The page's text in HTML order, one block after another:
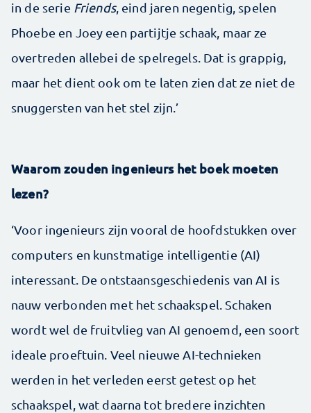
in de serie Friends, eind jaren negentig, spelen
Phoebe en Joey een partijtje schaak, maar ze
overtreden allebei de spelregels. Dat is grappig,
maar het dient ook om te laten zien dat ze niet de
snuggersten van het stel zijn.’
Waarom zouden ingenieurs het boek moeten
lezen?
‘Voor ingenieurs zijn vooral de hoofdstukken over
computers en kunstmatige intelligentie (AI)
interessant. De ontstaansgeschiedenis van AI is
nauw verbonden met het schaakspel. Schaken
wordt wel de fruitvlieg van AI genoemd, een soort
ideale proeftuin. Veel nieuwe AI-technieken
werden in het verleden eerst getest op het
schaakspel, wat daarna tot bredere inzichten